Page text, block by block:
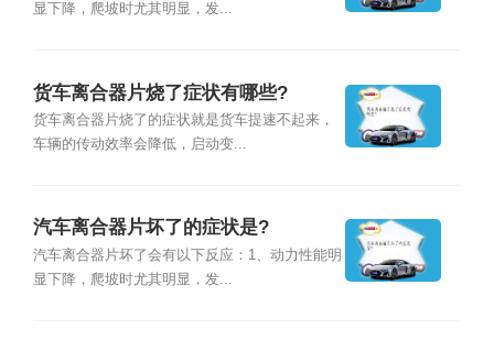
显下降，爬坡时尤其明显，发...
货车离合器片烧了症状有哪些?
货车离合器片烧了的症状就是货车提速不起来，
车辆的传动效率会降低，启动变...
汽车离合器片坏了的症状是?
汽车离合器片坏了会有以下反应：1、动力性能明
显下降，爬坡时尤其明显，发...